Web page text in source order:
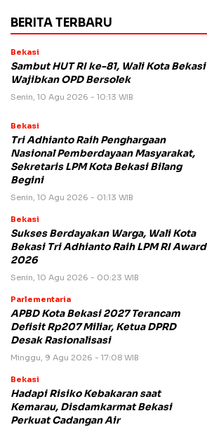
BERITA TERBARU
Bekasi
Sambut HUT RI ke-81, Wali Kota Bekasi
Wajibkan OPD Bersolek
Senin, 10 Agu 2026 - 10:13 WIB
Bekasi
Tri Adhianto Raih Penghargaan
Nasional Pemberdayaan Masyarakat,
Sekretaris LPM Kota Bekasi Bilang
Begini
Senin, 10 Agu 2026 - 01:13 WIB
Bekasi
Sukses Berdayakan Warga, Wali Kota
Bekasi Tri Adhianto Raih LPM RI Award
2026
Senin, 10 Agu 2026 - 00:23 WIB
Parlementaria
APBD Kota Bekasi 2027 Terancam
Defisit Rp207 Miliar, Ketua DPRD
Desak Rasionalisasi
Minggu, 9 Agu 2026 - 17:08 WIB
Bekasi
Hadapi Risiko Kebakaran saat
Kemarau, Disdamkarmat Bekasi
Perkuat Cadangan Air